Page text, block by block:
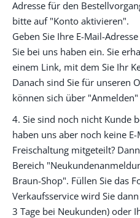
Adresse für den
bitte auf "Konto aktivieren".
Geben Sie Ihre E-Mail-
Sie bei uns haben ein. Sie
einem Link, mit dem Sie Ihr
Danach sind Sie für unseren
können sich über
4. Sie sind noch nicht Kunde
haben uns aber noch keine
Freischaltung mitgeteilt?
Bereich
Braun-Shop". Füllen Sie das
Verkaufsservice wird Sie
3 Tage bei Neukunden) oder